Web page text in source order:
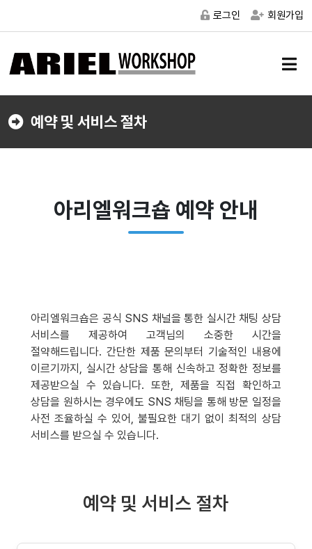
로그인 회원가입
메
버
예약 및 서비스 절차
아리엘워크숍 예약 안내
아리엘워크숍은 공식 SNS 채널을 통한 실시간 채팅 상담
서비스를 제공하여 고객님의 소중한 시간을
절약해드립니다. 간단한 제품 문의부터 기술적인 내용에
이르기까지, 실시간 상담을 통해 신속하고 정확한 정보를
제공받으실 수 있습니다. 또한, 제품을 직접 확인하고
상담을 원하시는 경우에도 SNS 채팅을 통해 방문 일정을
사전 조율하실 수 있어, 불필요한 대기 없이 최적의 상담
서비스를 받으실 수 있습니다.
예약 및 서비스 절차